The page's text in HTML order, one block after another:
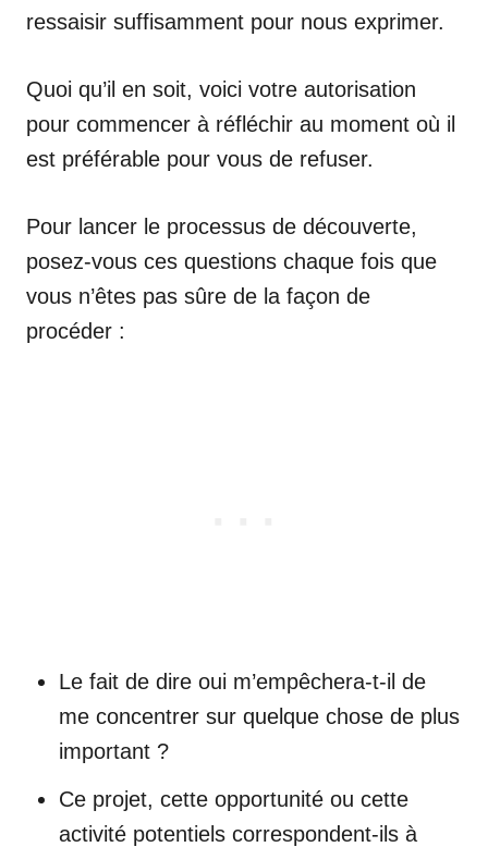
ressaisir suffisamment pour nous exprimer.
Quoi qu’il en soit, voici votre autorisation
pour commencer à réfléchir au moment où il
est préférable pour vous de refuser.
Pour lancer le processus de découverte,
posez-vous ces questions chaque fois que
vous n’êtes pas sûre de la façon de
procéder :
Le fait de dire oui m’empêchera-t-il de
me concentrer sur quelque chose de plus
important ?
Ce projet, cette opportunité ou cette
activité potentiels correspondent-ils à